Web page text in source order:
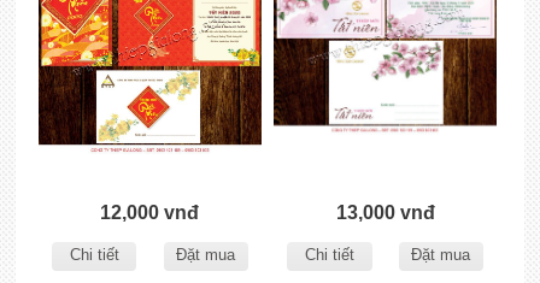
12,000 vnđ
Chi tiết Đặt mua
13,000 vnđ
Chi tiết Đặt mua